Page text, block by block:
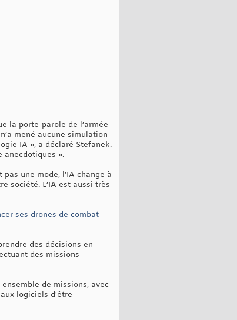
la porte-parole de l’armée
mené aucune simulation
IA », a déclaré Stefanek.
anecdotiques ».
pas une mode, l’IA change à
société. L’IA est aussi très
ses drones de combat
des décisions en
des missions
de missions, avec
logiciels d'être